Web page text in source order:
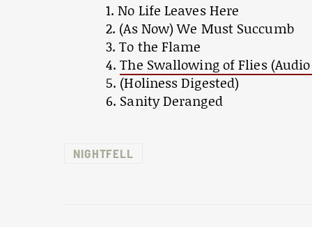
1. No Life Leaves Here
2. (As Now) We Must Succumb
3. To the Flame
4.The Swallowing of Flies (Audio
5. (Holiness Digested)
6. Sanity Deranged
NIGHTFELL